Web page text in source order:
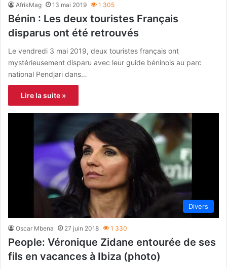
AfrikMag 13 mai 2019 1 305
Bénin : Les deux touristes Français
disparus ont été retrouvés
Le vendredi 3 mai 2019, deux touristes français ont
mystérieusement disparu avec leur guide béninois au parc
national Pendjari dans…
Lire la suite »
Divers
Oscar Mbena 27 juin 2018 1 330
People: Véronique Zidane entourée de ses
fils en vacances à Ibiza (photo)